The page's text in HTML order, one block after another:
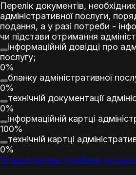
Перелік документів,
адміністративної послуги,
подання, а у разі потреби -
чи підстави отримання
інформаційній довідці про
послугу;
0%
бланку адміністративної
0%
технічній документації
0%
інформаційній картці
100%
технічній картці
0%
Більше питань подібних до